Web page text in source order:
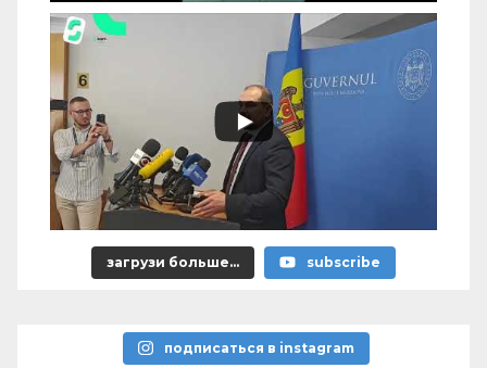
загрузи больше... subscribe
подписаться в instagram